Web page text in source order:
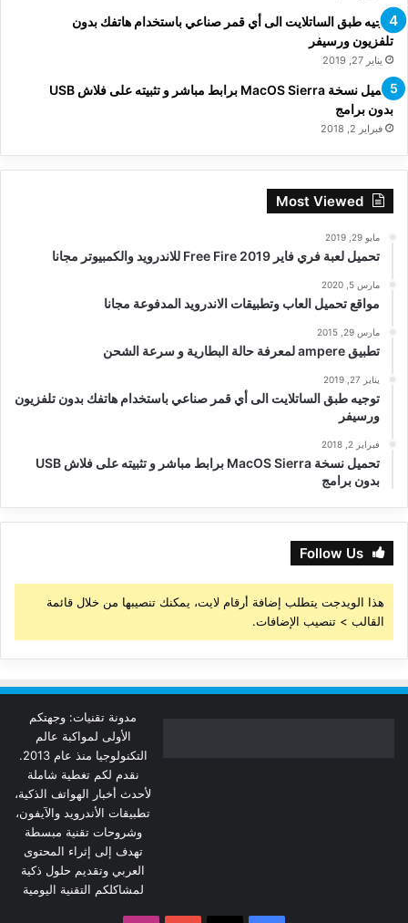
توجيه طبق الساتلايت الى أي قمر صناعي باستخدام هاتفك بدون
تلفزيون ورسيفر
يناير 27, 2019
تحميل نسخة MacOS Sierra برابط مباشر و تثبيته على فلاش USB
بدون برامج
فبراير 2, 2018
Most Viewed
مايو 29, 2019
تحميل لعبة فري فاير Free Fire 2019 للاندرويد والكمبيوتر مجانا
مارس 5, 2020
مواقع تحميل العاب وتطبيقات الاندرويد المدفوعة مجانا
مارس 29, 2015
تطبيق ampere لمعرفة حالة البطارية و سرعة الشحن
يناير 27, 2019
توجيه طبق الساتلايت الى أي قمر صناعي باستخدام هاتفك بدون تلفزيون
ورسيفر
فبراير 2, 2018
تحميل نسخة MacOS Sierra برابط مباشر و تثبيته على فلاش USB
بدون برامج
Follow Us
هذا الويدجت يتطلب إضافة أرقام لايت، يمكنك تنصيبها من خلال قائمة
القالب > تنصيب الإضافات.
مدونة تقنيات: وجهتكم
الأولى لمواكبة عالم
التكنولوجيا منذ عام 2013.
نقدم لكم تغطية شاملة
لأحدث أخبار الهواتف الذكية،
تطبيقات الأندرويد والآيفون،
وشروحات تقنية مبسطة
تهدف إلى إثراء المحتوى
العربي وتقديم حلول ذكية
لمشاكلكم التقنية اليومية